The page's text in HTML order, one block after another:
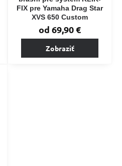
FIX pre Yamaha Drag Star
XVS 650 Custom
od 69,90 €
Zobraziť